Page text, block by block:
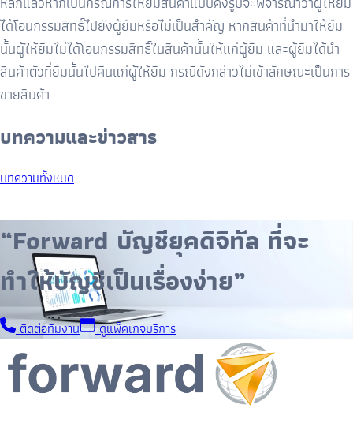
ได้โอนกรรมสิทธิ์ไปยังผู้ยืมหรือไม่เป็นสำคัญ หากสินค้าที่นำมาให้ยืม
นั้นผู้ให้ยืมไม่ได้โอนกรรมสิทธิ์ในสินค้านั้นให้แก่ผู้ยืม และผู้ยืมได้นำ
สินค้าตัวที่ยืมนั้นไปคืนแก่ผู้ให้ยืม กรณีดังกล่าวไม่เข้าลักษณะเป็นการ
ขายสินค้า
บทความและข่าวสาร
บทความทั้งหมด
“Forward บัญชียุคดิจิทัล ที่จะ
ทำให้บัญชีเป็นเรื่องง่าย”
ติดต่อทีมงาน ดูแพ็คเกจบริการ